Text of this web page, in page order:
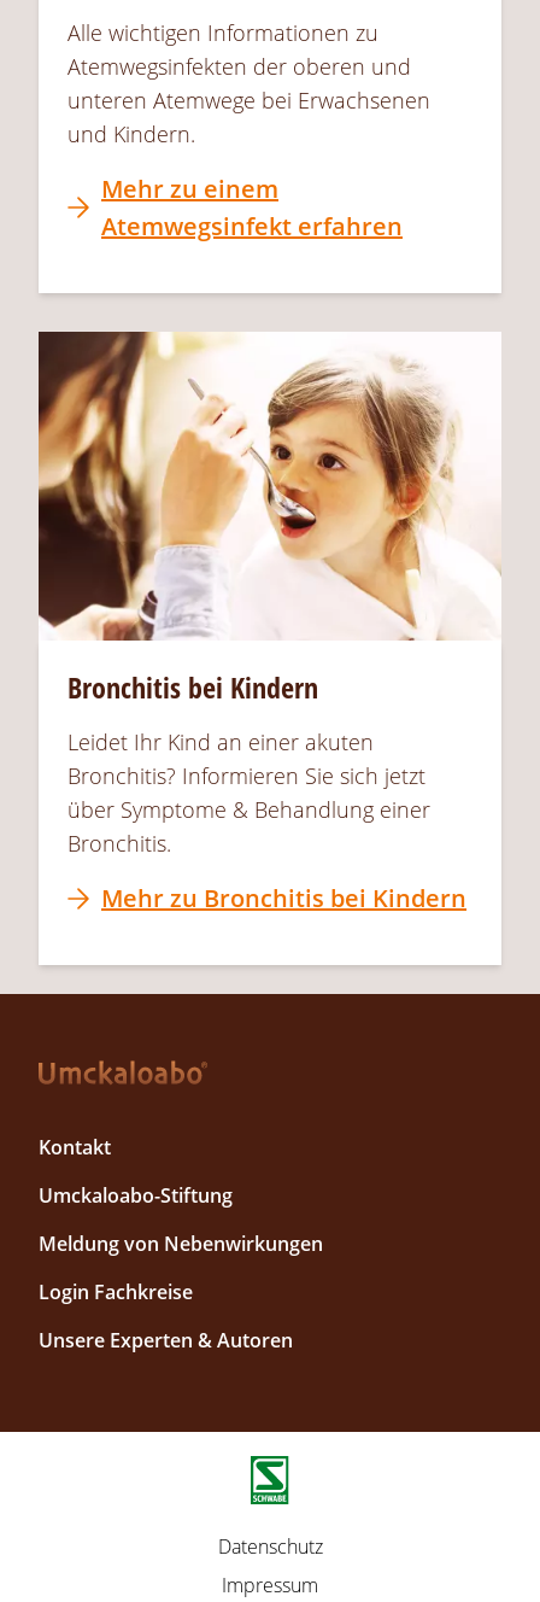
Alle wichtigen Informationen zu
Atemwegsinfekten der oberen und
unteren Atemwege bei Erwachsenen
und Kindern.
Mehr zu einem
Atemwegsinfekt erfahren
Leidet Ihr Kind an einer akuten
Bronchitis? Informieren Sie sich jetzt
über Symptome & Behandlung einer
Bronchitis.
Mehr zu Bronchitis bei Kindern
Bronchitis bei Kindern
F
o
t
r
o
Kontakt
Umckaloabo-Stiftung
Meldung von Nebenwirkungen
F
o
r
Login Fachkreise
Unsere Experten & Autoren
Datenschutz
Impressum